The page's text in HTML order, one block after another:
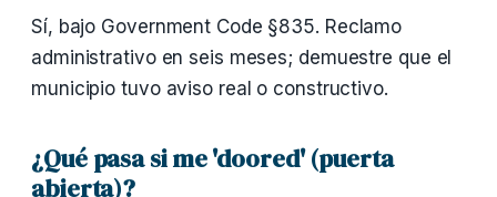
Sí, bajo Government Code §835. Reclamo
administrativo en seis meses; demuestre que el
municipio tuvo aviso real o constructivo.
¿Qué pasa si me 'doored' (puerta
abierta)?